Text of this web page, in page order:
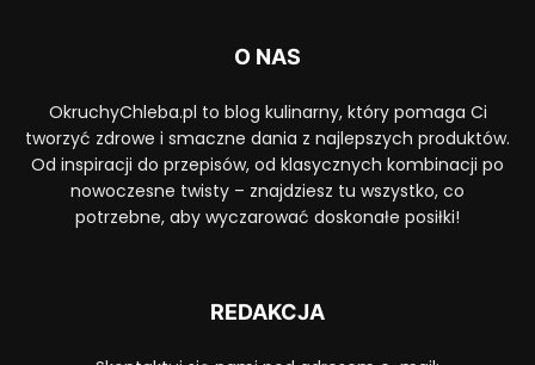
O NAS
OkruchyChleba.pl to blog kulinarny, który pomaga Ci
tworzyć zdrowe i smaczne dania z najlepszych produktów.
Od inspiracji do przepisów, od klasycznych kombinacji po
nowoczesne twisty – znajdziesz tu wszystko, co
potrzebne, aby wyczarować doskonałe posiłki!
REDAKCJA